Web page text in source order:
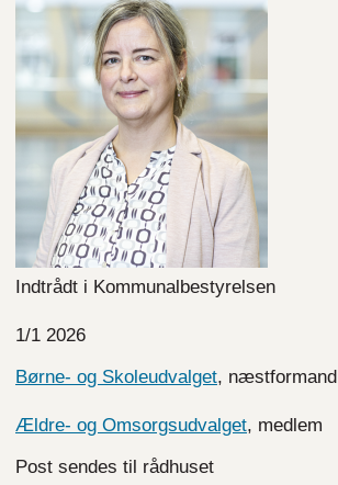
Indtrådt i Kommunalbestyrelsen
1/1 2026
Børne- og Skoleudvalget, næstformand
Ældre- og Omsorgsudvalget, medlem
Post sendes til rådhuset